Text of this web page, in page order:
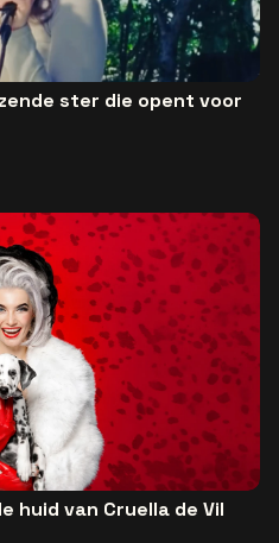
ster die opent voor
huid van Cruella de Vil